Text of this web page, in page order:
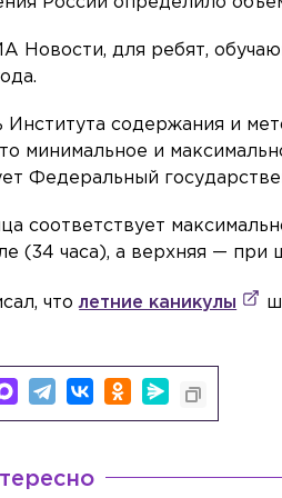
Новости, для ребят,
Института содержания и
минимальное и
Федеральный
соответствует
(34 часа), а верхняя — при
чтолетние каникулы